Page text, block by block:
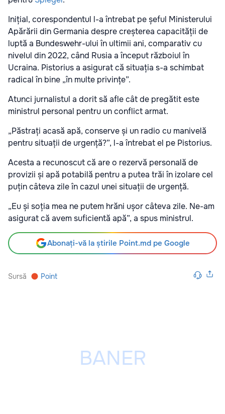
Inițial, corespondentul l-a întrebat pe șeful Ministerului
Apărării din Germania despre creșterea capacității de
luptă a Bundeswehr-ului în ultimii ani, comparativ cu
nivelul din 2022, când Rusia a început războiul în
Ucraina. Pistorius a asigurat că situația s-a schimbat
radical în bine „în multe privințe”.
Atunci jurnalistul a dorit să afle cât de pregătit este
ministrul personal pentru un conflict armat.
„Păstrați acasă apă, conserve și un radio cu manivelă
pentru situații de urgență?”, l-a întrebat el pe Pistorius.
Acesta a recunoscut că are o rezervă personală de
provizii și apă potabilă pentru a putea trăi în izolare cel
puțin câteva zile în cazul unei situații de urgență.
„Eu și soția mea ne putem hrăni ușor câteva zile. Ne-am
asigurat că avem suficientă apă”, a spus ministrul.
Abonați-vă la știrile Point.md pe Google
Sursă Point